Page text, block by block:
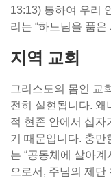
13:13) 통하여 우리
리는 “하느님을 품
지역 교회
그리스도의 몸인 교
전히 실현됩니다. 왜
적 현존 안에서 십자
기 때문입니다. 충만
는 “공동체에 살아
으로서, 주님의 제단